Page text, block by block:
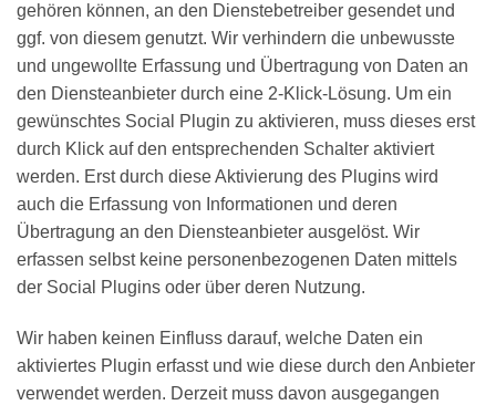
gehören können, an den Dienstebetreiber gesendet und
ggf. von diesem genutzt. Wir verhindern die unbewusste
und ungewollte Erfassung und Übertragung von Daten an
den Diensteanbieter durch eine 2-Klick-Lösung. Um ein
gewünschtes Social Plugin zu aktivieren, muss dieses erst
durch Klick auf den entsprechenden Schalter aktiviert
werden. Erst durch diese Aktivierung des Plugins wird
auch die Erfassung von Informationen und deren
Übertragung an den Diensteanbieter ausgelöst. Wir
erfassen selbst keine personenbezogenen Daten mittels
der Social Plugins oder über deren Nutzung.
Wir haben keinen Einfluss darauf, welche Daten ein
aktiviertes Plugin erfasst und wie diese durch den Anbieter
verwendet werden. Derzeit muss davon ausgegangen